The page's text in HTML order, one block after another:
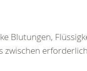
Blutungen,